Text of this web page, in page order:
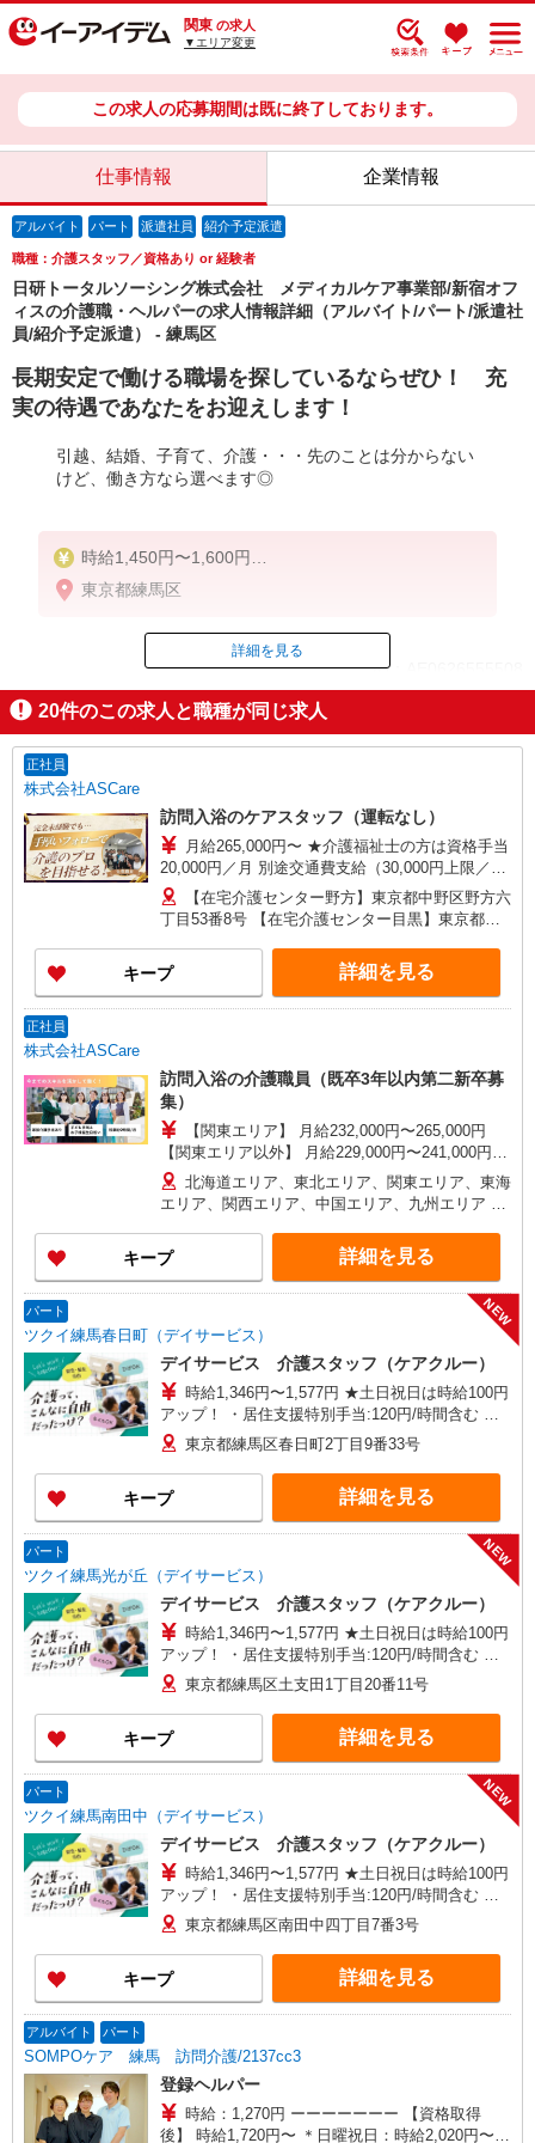
関東 の求人
▼エリア変更
この求人の応募期間は既に終了しております。
仕事情報 企業情報
アルバイト パート 派遣社員 紹介予定派遣
職種：介護スタッフ／資格あり or 経験者
日研トータルソーシング株式会社 メディカルケア事業部/新宿オフ
ィスの介護職・ヘルパーの求人情報詳細（アルバイト/パート/派遣社
員/紹介予定派遣） - 練馬区
長期安定で働ける職場を探しているならぜひ！ 充
実の待遇であなたをお迎えします！
引越、結婚、子育て、介護・・・先のことは分からない
けど、働き方なら選べます◎
時給1,450円〜1,600円
◆無資格・経験者：時給1,450円〜
◆初任者研修・経験者：時給1,500円〜
◆介護福祉士・経験者：時給1,600円〜
※経験者は3ヶ月以上
※給与幅は経験・能力による
★週払いOK（規定あり）
東京都練馬区
ID：AE0626555508
掲載期間終了
詳細を見る
20件のこの求人と職種が同じ求人
正社員
株式会社ASCare
訪問入浴のケアスタッフ（運転なし）
月給265,000円〜 ★介護福祉士の方は資格手当
20,000円／月 別途交通費支給（30,000円上限／
月） 別途残業手当（月平均残業時間15時間）残業
代全額支給
【在宅介護センター野方】東京都中野区野方六
丁目53番8号 【在宅介護センター目黒】東京都目
【在宅介護センター小岩】東京都江戸川区西小岩
四丁目14-6 メゾン司1階1F号室 【在宅介護セン
ター西東京】東京都西東京市西原町一丁目4-6 サ
【在宅介護センター大田】東京都大田区蒲田二丁
目19-8
キープ 詳細を見る
正社員
株式会社ASCare
訪問入浴の介護職員（既卒3年以内第二新卒募
集）
【関東エリア】 月給232,000円〜265,000円
【関東エリア以外】 月給229,000円〜241,000円
※勤務地域により異なります ※地域手当含む ※交
付金手当含む ※各種手当は待遇項目を参照 ◎キャ
リアステップ年収モデル（参考値） 一般職（平均
勤続年数5年）390万円 事業所長（平均勤続年数10
年 2〜3年で所長になる人もいます！）500万円
ブロック長（平均勤続年数13年）650万円 エリア
北海道エリア、東北エリア、関東エリア、東海
エリア、関西エリア、中国エリア、九州エリア ※
属されます。 ※Ｕ・Ｉターン歓迎！会社都合によ
る異動等はございません！
キープ 詳細を見る
パート
ツクイ練馬春日町（デイサービス）
NEW
デイサービス 介護スタッフ（ケアクルー）
時給1,346円〜1,577円 ★土日祝日は時給100円
アップ！ ・居住支援特別手当:120円/時間含む ※
給与幅は資格・経験等による
東京都練馬区春日町2丁目9番33号
キープ 詳細を見る
パート
ツクイ練馬光が丘（デイサービス）
NEW
デイサービス 介護スタッフ（ケアクルー）
時給1,346円〜1,577円 ★土日祝日は時給100円
アップ！ ・居住支援特別手当:120円/時間含む ※
給与幅は資格・経験等による
東京都練馬区土支田1丁目20番11号
キープ 詳細を見る
パート
ツクイ練馬南田中（デイサービス）
NEW
デイサービス 介護スタッフ（ケアクルー）
時給1,346円〜1,577円 ★土日祝日は時給100円
アップ！ ・居住支援特別手当:120円/時間含む ※
給与幅は資格・経験等による
東京都練馬区南田中四丁目7番3号
キープ 詳細を見る
アルバイト パート
SOMPOケア 練馬 訪問介護/2137cc3
登録ヘルパー
時給：1,270円 ーーーーーーー 【資格取得
後】 時給1,720円〜 ＊日曜祝日：時給2,020円〜